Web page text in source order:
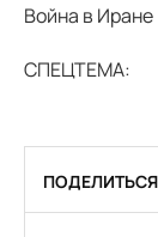
Война в Иране
СПЕЦТЕМА:
ПОДЕЛИТЬСЯ